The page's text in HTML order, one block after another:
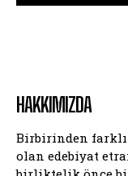
HAKKIMIZDA
Birbirinden
olan edebiyat